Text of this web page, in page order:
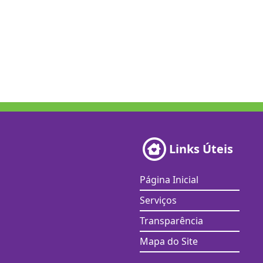
Links Úteis
Página Inicial
Serviços
Transparência
Mapa do Site